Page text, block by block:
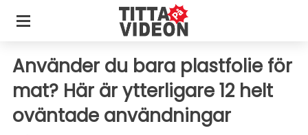
Använder du bara plastfolie för
mat? Här är ytterligare 12 helt
oväntade användningar